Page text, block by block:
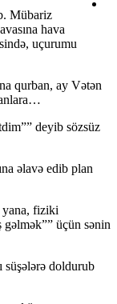
Mübariz
hava
uçurumu
qurban, ay Vətən
deyib sözsüz
əlavə edib plan
yana, fiziki
gəlmək”” üçün sənin
süşələrə doldurub